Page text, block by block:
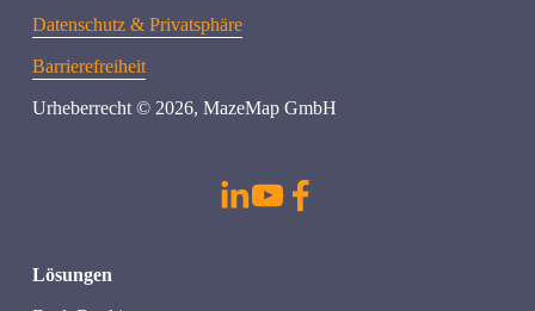
Datenschutz & Privatsphäre
Barrierefreiheit
Urheberrecht © 2026, MazeMap GmbH
Lösungen